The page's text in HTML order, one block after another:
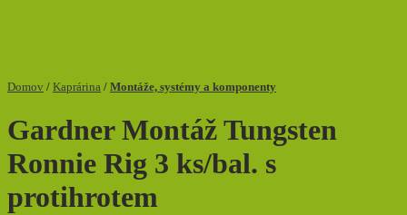
Domov / Kaprárina / Montáže, systémy a komponenty
Gardner Montáž Tungsten
Ronnie Rig 3 ks/bal. s
protihrotem